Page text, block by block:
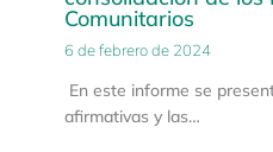
Comunitarios
6 de febrero de 2024
En este informe se
afirmativas y las…